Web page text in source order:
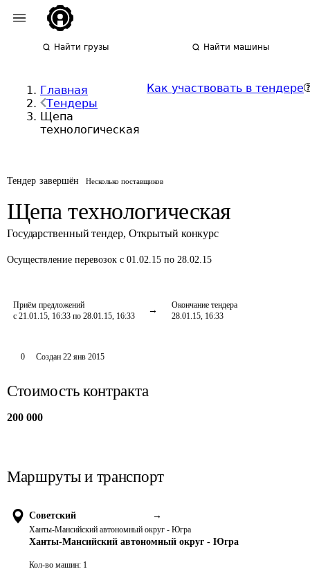
Найти грузы Найти машины
Главная
Тендеры
Щепа
технологическая
Как участвовать в тендере
Тендер завершён Несколько поставщиков
Щепа технологическая
Государственный тендер, Открытый конкурс
Осуществление перевозок с 01.02.15 по 28.02.15
Приём предложений
с 21.01.15, 16:33 по 28.01.15, 16:33
Окончание тендера
28.01.15, 16:33
0 Создан 22 янв 2015
Стоимость контракта
200 000
Маршруты и транспорт
Советский →
Ханты-Мансийский автономный округ - Югра
Ханты-Мансийский автономный округ - Югра
Кол-во машин: 1